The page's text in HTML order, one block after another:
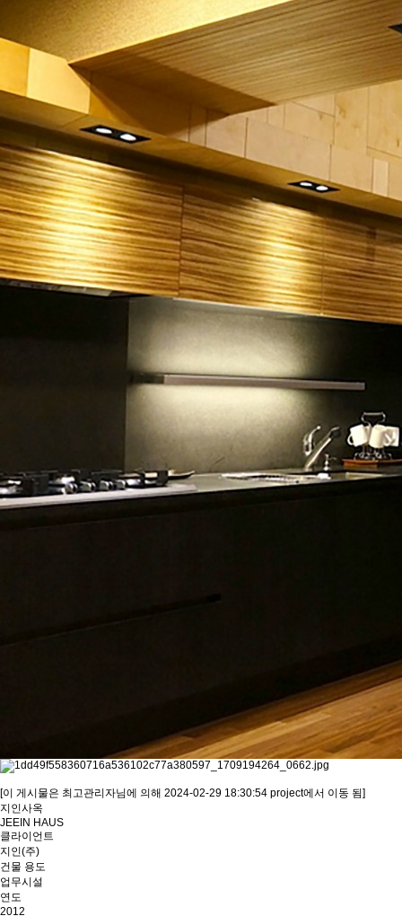
[이 게시물은 최고관리자님에 의해 2024-02-29 18:30:54 project에서 이동 됨]
지인사옥
JEEIN HAUS
클라이언트
지인(주)
건물 용도
업무시설
연도
2012